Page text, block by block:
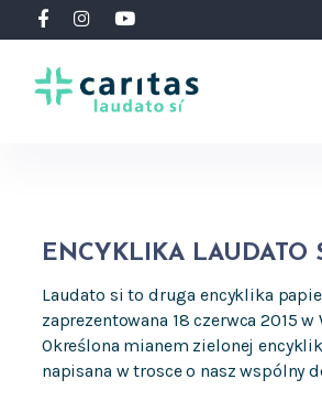
ENCYKLIKA LAUDATO
Laudato si to druga encyklika
zaprezentowana 18 czerwca 2015 w
Określona mianem zielonej
napisana w trosce o nasz wspólny